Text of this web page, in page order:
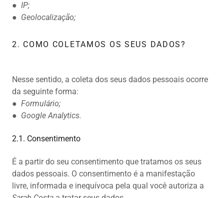
● IP;
● Geolocalização;
2. COMO COLETAMOS OS SEUS DADOS?
Nesse sentido, a coleta dos seus dados pessoais ocorre
da seguinte forma:
● Formulário;
● Google Analytics.
2.1. Consentimento
É a partir do seu consentimento que tratamos os seus
dados pessoais. O consentimento é a manifestação
livre, informada e inequívoca pela qual você autoriza a